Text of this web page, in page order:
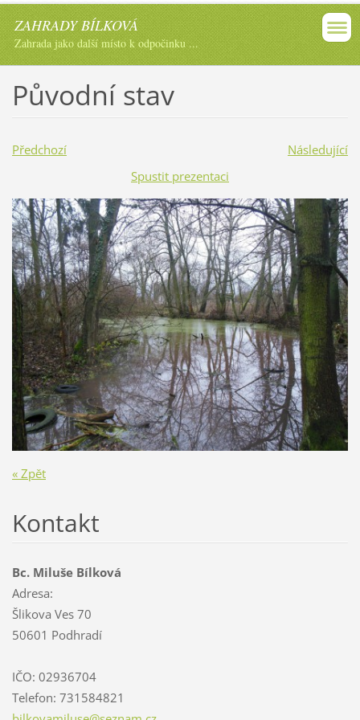
ZAHRADY BÍLKOVÁ
Zahrada jako další místo k odpočinku ...
Původní stav
Předchozí
Následující
Spustit prezentaci
« Zpět
Kontakt
Bc. Miluše Bílková
Adresa:
Šlikova Ves 70
50601 Podhradí
IČO: 02936704
Telefon: 731584821